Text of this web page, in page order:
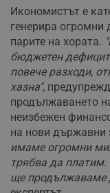
Икономистът е
генерира огромни
парите на хората.
бюджетен
повече разходи,
хазна",
продължаването
неизбежен
на нови държавни
имаме огромни
трябва да
ще продължаваме